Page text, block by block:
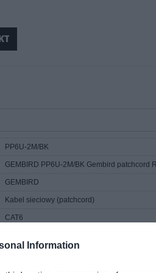
Information
PP6U-2M/BK
GEMBIRD PP6U-2M/BK Gembird patchcord
GEMBIRD
Kabel sieciowy (patchcord)
CAT6
PVC - polyvinyl chloride